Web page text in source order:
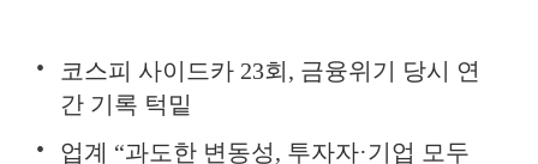
코스피 사이드카 23회, 금융위기 당시 연
간 기록 턱밑
업계 “과도한 변동성, 투자자·기업 모두